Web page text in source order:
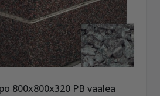
800x800x320 PB vaalea